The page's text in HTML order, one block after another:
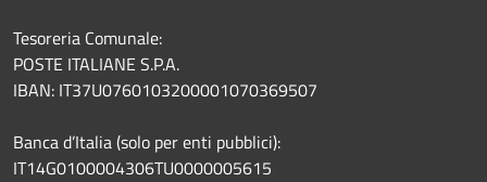
Tesoreria Comunale:
POSTE ITALIANE S.P.A.
IBAN: IT37U0760103200001070369507
Banca d’Italia (solo per enti pubblici):
IT14G0100004306TU0000005615